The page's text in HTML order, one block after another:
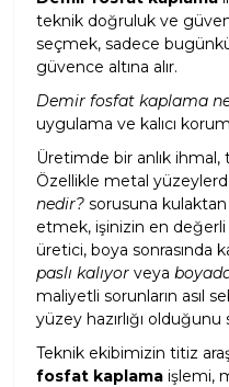
teknik doğruluk ve
seçmek, sadece
güvence altına alır.
Demir fosfat kaplama
uygulama ve kalıcı
Üretimde bir anlık ihmal,
Özellikle metal
nedir? sorusuna
etmek, işinizin en değerli
üretici, boya sonrasında
paslı kalıyor veya
maliyetli sorunların asıl
yüzey hazırlığı
Teknik ekibimizin titiz
fosfat kaplama işlemi,